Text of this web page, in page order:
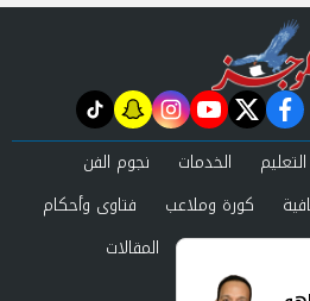
facebook
twitter
youtube
instagram
snapchat
tiktok
الخدمات
نجوم الفن
كورة وملاعب
فتاوى وأحكام
حوادث ومحاكم
المقالات